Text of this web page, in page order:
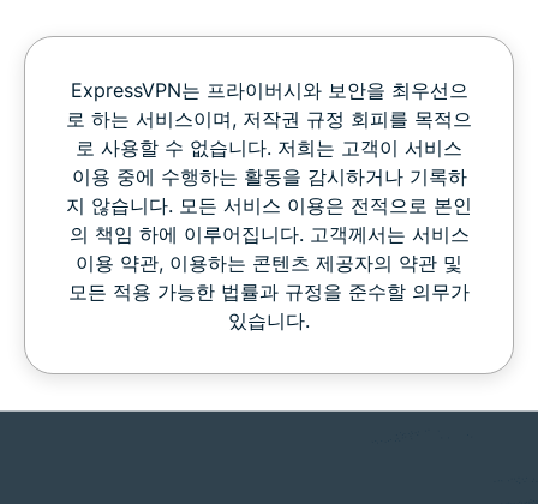
ExpressVPN는 프라이버시와 보안을 최우선으
로 하는 서비스이며, 저작권 규정 회피를 목적으
로 사용할 수 없습니다. 저희는 고객이 서비스
이용 중에 수행하는 활동을 감시하거나 기록하
지 않습니다. 모든 서비스 이용은 전적으로 본인
의 책임 하에 이루어집니다. 고객께서는 서비스
이용 약관, 이용하는 콘텐츠 제공자의 약관 및
모든 적용 가능한 법률과 규정을 준수할 의무가
있습니다.